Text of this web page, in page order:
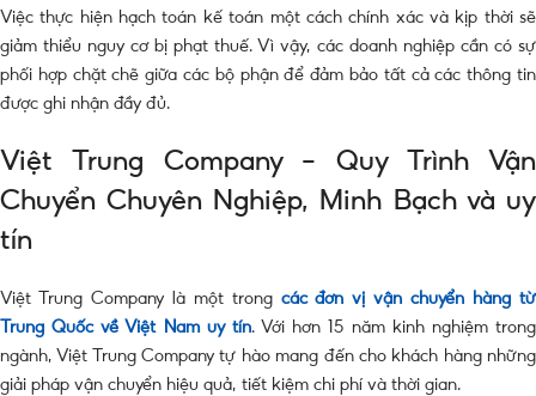
Việc thực hiện hạch toán kế toán một cách chính xác và kịp thời sẽ
giảm thiểu nguy cơ bị phạt thuế. Vì vậy, các doanh nghiệp cần có sự
phối hợp chặt chẽ giữa các bộ phận để đảm bảo tất cả các thông tin
được ghi nhận đầy đủ.
Việt Trung Company – Quy Trình Vận
Chuyển Chuyên Nghiệp, Minh Bạch và uy
tín
Việt Trung Company là một trong
các đơn vị vận chuyển hàng từ
Trung Quốc về Việt Nam uy tín. Với hơn 15 năm kinh nghiệm trong
ngành, Việt Trung Company tự hào mang đến cho khách hàng những
giải pháp vận chuyển hiệu quả, tiết kiệm chi phí và thời gian.